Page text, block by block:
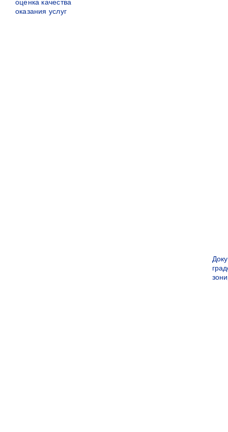
оценка качества
оказания услуг